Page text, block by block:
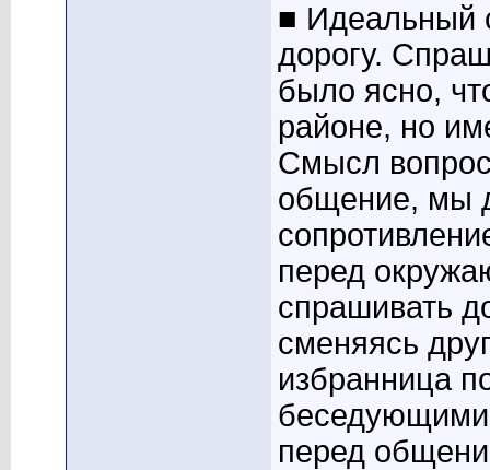
■ Идеальный
дорогу.
было ясно,
районе, но
Смысл
общение, мы
перед
спрашивать
сменяясь
избранница
перед